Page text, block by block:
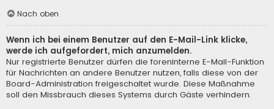
Nach oben
Wenn ich bei einem Benutzer auf den E-Mail-Link klicke,
werde ich aufgefordert, mich anzumelden.
Nur registrierte Benutzer dürfen die foreninterne E-Mail-Funktion
für Nachrichten an andere Benutzer nutzen, falls diese von der
Board-Administration freigeschaltet wurde. Diese Maßnahme
soll den Missbrauch dieses Systems durch Gäste verhindern.